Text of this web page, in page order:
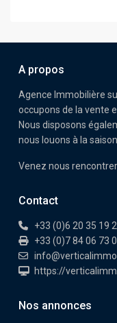
A propos
Agence Immobilière
occupons de la vente
Nous disposons
nous louons à la saison.
Venez nous
Contact
+33 (0)6 20 35 19
+33 (0)7 84 06 73
https://
Nos annonces